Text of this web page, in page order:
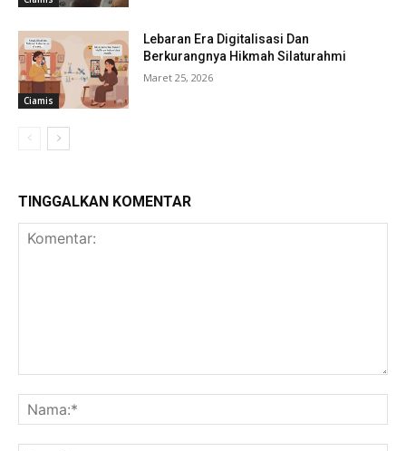
Ciamis
Lebaran Era Digitalisasi Dan
Berkurangnya Hikmah Silaturahmi
Maret 25, 2026
TINGGALKAN KOMENTAR